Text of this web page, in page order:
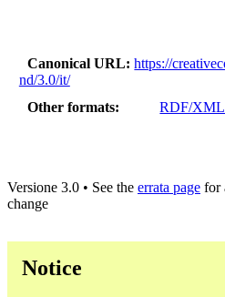
Canonical URL
https://
nd/3.0/it/
Other formats
RDF/XML
Versione 3.0 • See the errata page for
change
Notice